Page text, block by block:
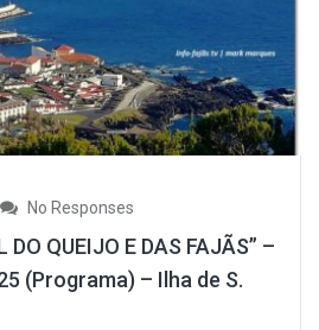
No Responses
DO QUEIJO E DAS FAJÃS” –
(Programa) – Ilha de S.